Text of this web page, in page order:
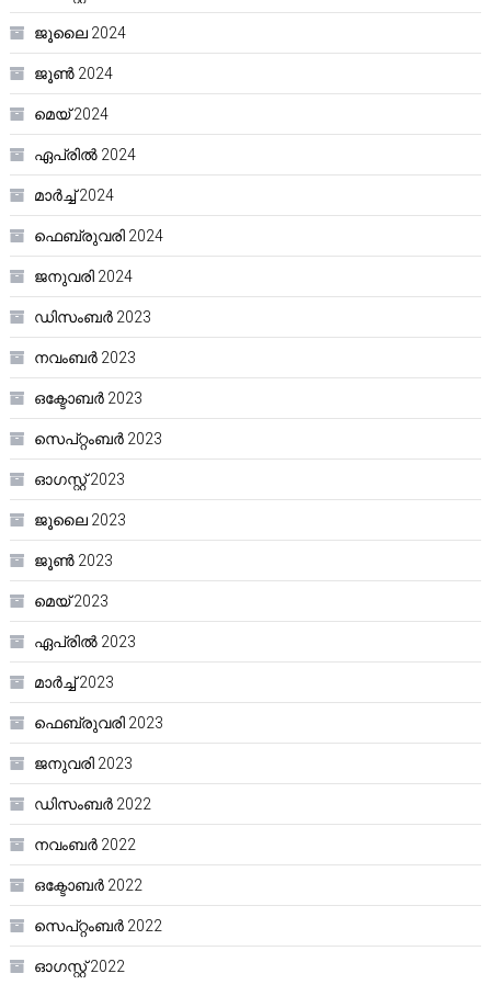
ജൂലൈ 2024
ജൂൺ 2024
മെയ്‌ 2024
ഏപ്രിൽ 2024
മാർച്ച്‌ 2024
ഫെബ്രുവരി 2024
ജനുവരി 2024
ഡിസംബർ 2023
നവംബർ 2023
ഒക്ടോബർ 2023
സെപ്റ്റംബർ 2023
ഓഗസ്റ്റ്‌ 2023
ജൂലൈ 2023
ജൂൺ 2023
മെയ്‌ 2023
ഏപ്രിൽ 2023
മാർച്ച്‌ 2023
ഫെബ്രുവരി 2023
ജനുവരി 2023
ഡിസംബർ 2022
നവംബർ 2022
ഒക്ടോബർ 2022
സെപ്റ്റംബർ 2022
ഓഗസ്റ്റ്‌ 2022